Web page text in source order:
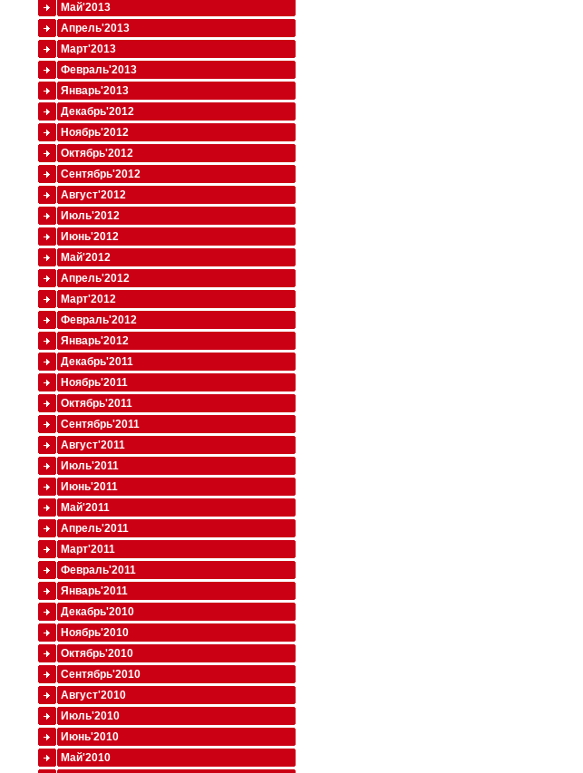
Май'2013
Апрель'2013
Март'2013
Февраль'2013
Январь'2013
Декабрь'2012
Ноябрь'2012
Октябрь'2012
Сентябрь'2012
Август'2012
Июль'2012
Июнь'2012
Май'2012
Апрель'2012
Март'2012
Февраль'2012
Январь'2012
Декабрь'2011
Ноябрь'2011
Октябрь'2011
Сентябрь'2011
Август'2011
Июль'2011
Июнь'2011
Май'2011
Апрель'2011
Март'2011
Февраль'2011
Январь'2011
Декабрь'2010
Ноябрь'2010
Октябрь'2010
Сентябрь'2010
Август'2010
Июль'2010
Июнь'2010
Май'2010